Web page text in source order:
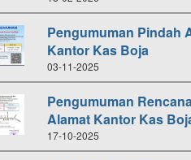
Pengumuman Pindah
Kantor Kas Boja
03-11-2025
Pengumuman
Alamat Kantor Kas
17-10-2025